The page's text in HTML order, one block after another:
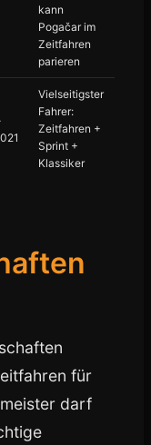
kann
Pogačar im
Zeitfahren
parieren
Vielseitigster
Fahrer:
Zeitfahren +
Sprint +
Klassiker
für
darf